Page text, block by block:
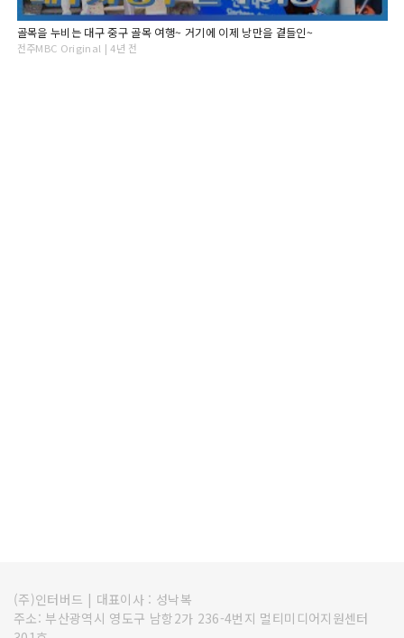
골목을 누비는 대구 중구 골목 여행~ 거기에 이제 낭만을 곁들인~
전주MBC Original | 4년 전
(주)인터버드 | 대표이사 : 성낙복
주소: 부산광역시 영도구 남항2가 236-4번지 멀티미디어지원센터